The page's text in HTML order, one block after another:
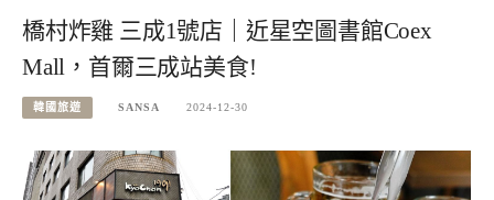
橋村炸雞 三成1號店｜近星空圖書館Coex
Mall，首爾三成站美食!
韓國旅遊 SANSA 2024-12-30